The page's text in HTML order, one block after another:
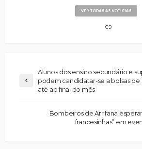
VER TODAS AS NOTÍCIAS
Alunos dos ensino secundário e
podem candidatar-se a bolsas de
até ao final do mês
Bombeiros de Arrifana
francesinhas” em